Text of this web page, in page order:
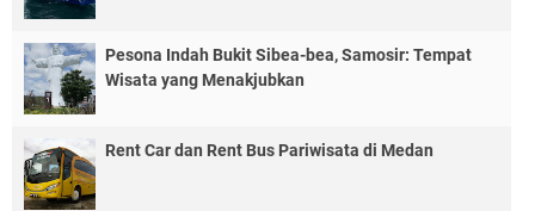
Pesona Indah Bukit Sibea-bea, Samosir: Tempat
Wisata yang Menakjubkan
Rent Car dan Rent Bus Pariwisata di Medan